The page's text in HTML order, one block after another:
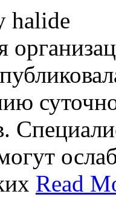
halide
Read